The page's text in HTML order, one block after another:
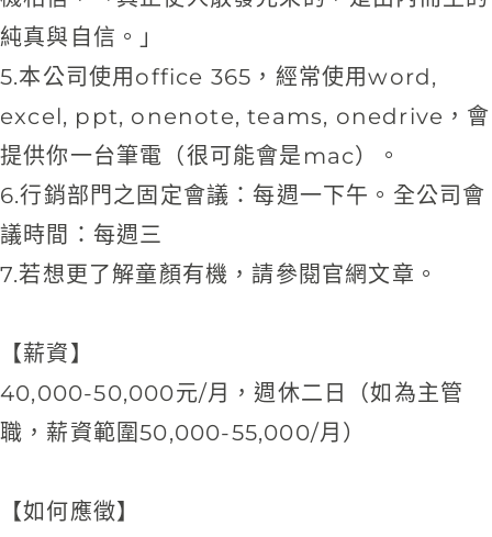
純真與自信。」
5.本公司使用office 365，經常使用word,
excel, ppt, onenote, teams, onedrive，會
提供你一台筆電（很可能會是mac）。
6.行銷部門之固定會議：每週一下午。全公司會
議時間：每週三
7.若想更了解童顏有機，請參閱官網文章。
【薪資】
40,000-50,000元/月，週休二日（如為主管
職，薪資範圍50,000-55,000/月）
【如何應徵】